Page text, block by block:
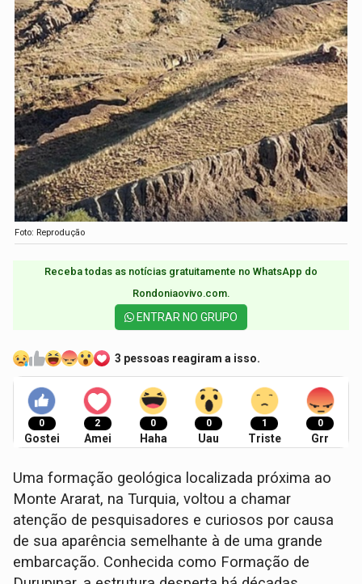
Foto: Reprodução
Receba todas as notícias gratuitamente no WhatsApp do
Rondoniaovivo.com.​
ENTRAR NO GRUPO
3 pessoas reagiram a isso.
0
Gostei
2
Amei
0
Haha
0
Uau
1
Triste
0
Grr
Uma formação geológica localizada próxima ao
Monte Ararat, na Turquia, voltou a chamar
atenção de pesquisadores e curiosos por causa
de sua aparência semelhante à de uma grande
embarcação. Conhecida como Formação de